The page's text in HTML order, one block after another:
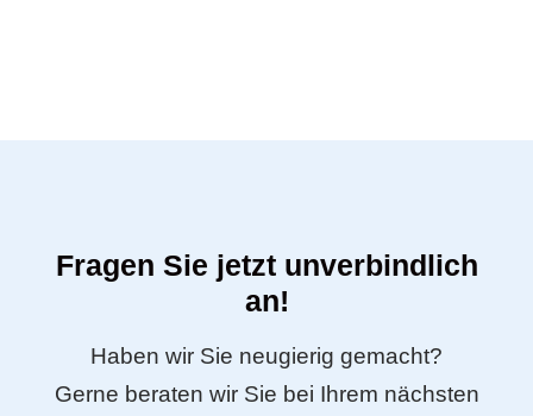
Fragen Sie jetzt unverbindlich
an!
Haben wir Sie neugierig gemacht?
Gerne beraten wir Sie bei Ihrem nächsten